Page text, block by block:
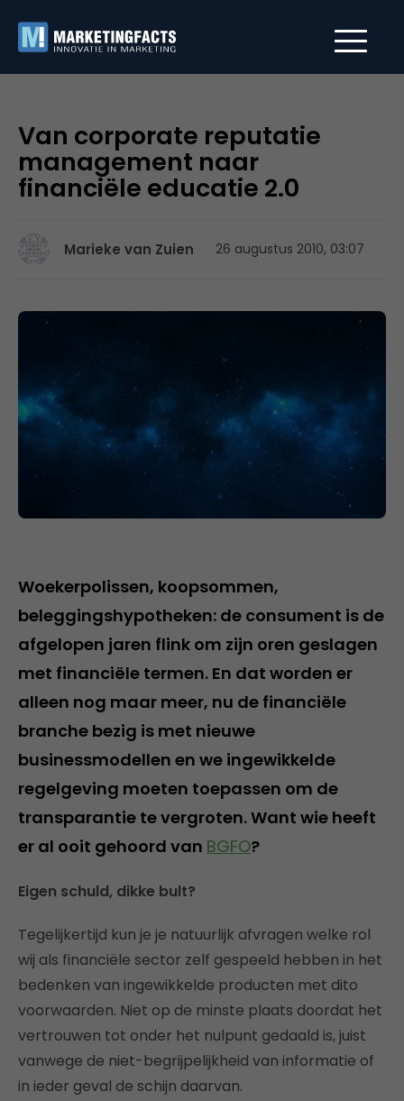
Van corporate reputatie
management naar
financiële educatie 2.0
Marieke van Zuien 26 augustus 2010, 03:07
Woekerpolissen, koopsommen,
beleggingshypotheken: de consument is de
afgelopen jaren flink om zijn oren geslagen
met financiële termen. En dat worden er
alleen nog maar meer, nu de financiële
branche bezig is met nieuwe
businessmodellen en we ingewikkelde
regelgeving moeten toepassen om de
transparantie te vergroten. Want wie heeft
er al ooit gehoord van BGFO?
Eigen schuld, dikke bult?
Tegelijkertijd kun je je natuurlijk afvragen welke rol
wij als financiële sector zelf gespeeld hebben in het
bedenken van ingewikkelde producten met dito
voorwaarden. Niet op de minste plaats doordat het
vertrouwen tot onder het nulpunt gedaald is, juist
vanwege de niet-begrijpelijkheid van informatie of
in ieder geval de schijn daarvan.